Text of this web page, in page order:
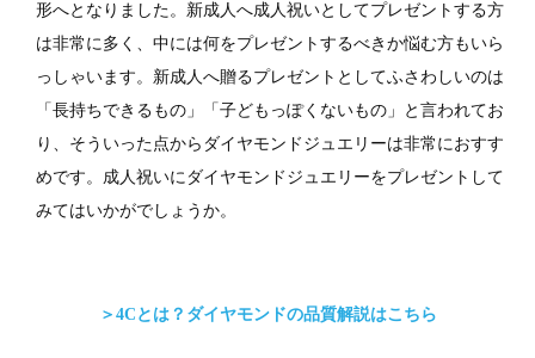
形へとなりました。新成人へ成人祝いとしてプレゼントする方
は非常に多く、中には何をプレゼントするべきか悩む方もいら
っしゃいます。新成人へ贈るプレゼントとしてふさわしいのは
「長持ちできるもの」「子どもっぽくないもの」と言われてお
り、そういった点からダイヤモンドジュエリーは非常におすす
めです。成人祝いにダイヤモンドジュエリーをプレゼントして
みてはいかがでしょうか。
＞4Cとは？ダイヤモンドの品質解説はこちら